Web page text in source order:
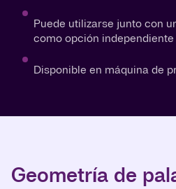
Puede utilizarse junto con
como opción independiente
Disponible en máquina de
Geometría de